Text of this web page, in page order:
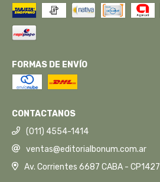
FORMAS DE ENVÍO
CONTACTANOS
(011) 4554-1414
ventas@editorialbonum.com.ar
Av. Corrientes 6687 CABA - CP1427